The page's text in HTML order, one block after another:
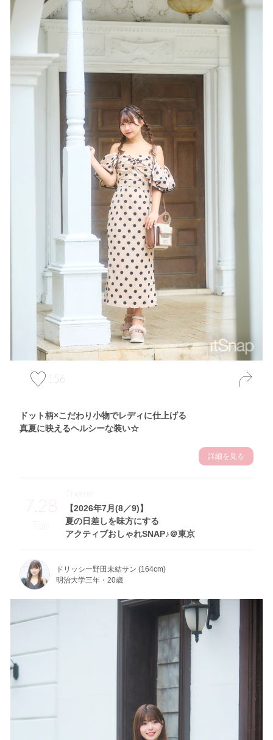
156
ドット柄×こだわり小物でレディに仕上げる
真夏に映えるヘルシーな装い☆
詳細を見る
7.28
Tue
【2026年7月(8／9)】
夏の日差しを味方にする
アクティブおしゃれSNAP♪＠東京
Theme
ドリッシー野田未結サン (164cm)
明治大学三年・20歳